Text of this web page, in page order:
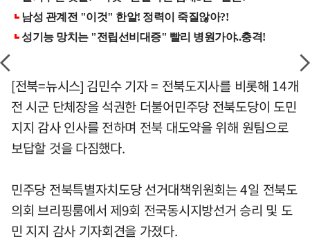
[전북=뉴시스] 김민수 기자 = 전북도지사를 비롯해 14개
전 시군 단체장을 석권한 더불어민주당 전북도당이 도민
지지 감사 인사를 전하며 전북 대도약을 위해 원팀으로
보답할 것을 다짐했다.
민주당 전북특별자치도당 선거대책위원회는 4일 전북도
의회 브리핑룸에서 제9회 전국동시지방선거 승리 및 도
민 지지 감사 기자회견을 가졌다.